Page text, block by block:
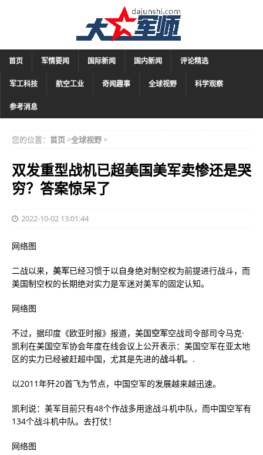
首页 军情要闻 国际新闻 国内新闻 评论精选
军工科技 航空工业 奇闻趣事 全球视野 科学观察
参考消息
您的位置： 首页>全球视野>
双发重型战机已超美国美军卖惨还是哭
穷？答案惊呆了
2022-10-02 13:01:44
网络图
二战以来， 美军已经习惯于以自身绝对制空权为前提进行战斗，而
美国制空权的长期绝对实力是军迷对美军的固定认知。
网络图
不过，据印度《欧亚时报》报道，美国空军空战司令部司令马克·
凯利在美国空军协会年度在线会议上公开表示：美国空军在亚太地
区的实力已经被赶超中国，尤其是先进的战斗机。.
以2011年歼20首飞为节点，中国空军的发展越来越迅速。
凯利说：美军目前只有48个作战多用途战斗机中队，而中国空军有
134个战斗机中队。去打仗！
网络图